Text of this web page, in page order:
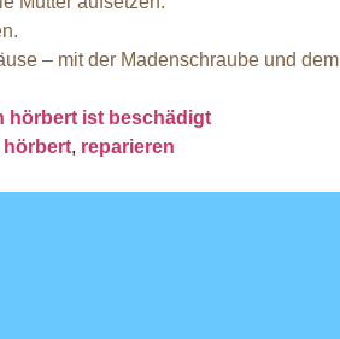
– mit der Madenschraube und
hörbert ist beschädigt
hörbert, reparieren